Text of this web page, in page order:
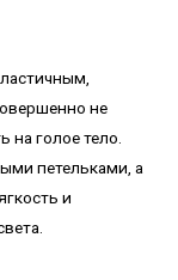
не
голое тело.
петельками, а
и